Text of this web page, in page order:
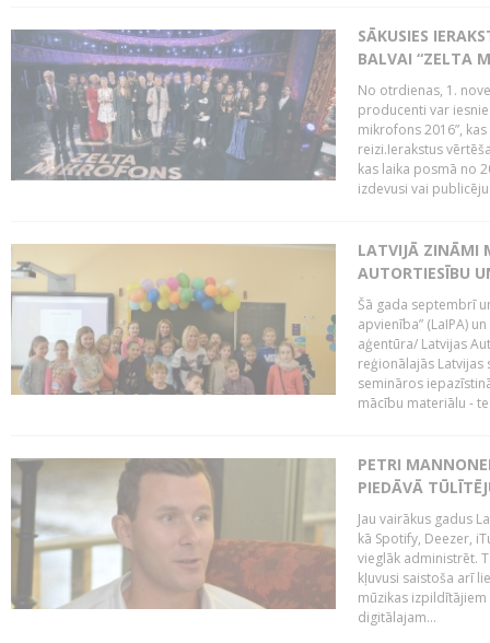
SĀKUSIES
BALVAI “ZELTA
No otrdienas, 1.
producenti var
mikrofons 2016”,
reizi.Ierakstus
kas laika posmā no
izdevusi vai
LATVIJĀ ZINĀMI
AUTORTIESĪBU
Šā gada septembrī
apvienība” (LaIPA)
aģentūra/ Latvijas
reģionālajās
semināros
mācību materiālu -
PETRI
PIEDĀVĀ
Jau vairākus gadus
kā Spotify, Deezer,
vieglāk administrēt.
kļuvusi saistoša arī
mūzikas
digitālajam...